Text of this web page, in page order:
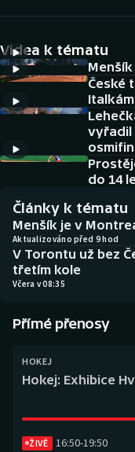
Cyklistika
DALŠÍ SPORTY
Americký fotbal
Baseball a softbal
Biatlon
Boby a skeleton
Dostihy
Florbal
NEPŘEHLÉDNĚTE
Soutěže
Aplikace ČT sport
AZ kvíz
Videa k tématu
České
vyřadil
do 14
Články k tématu
Menšík je v
Aktualizováno před 9 hod
V Torontu už bez
třetím kole
Včera v 08:35
Přímé přenosy
HOKEJ
Hokej: Exhibice
ŽIVĚ 16:50-19:50